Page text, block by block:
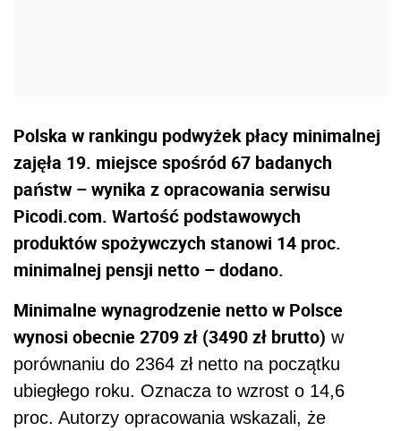
Polska w rankingu podwyżek płacy minimalnej
zajęła 19. miejsce spośród 67 badanych
państw – wynika z opracowania serwisu
Picodi.com. Wartość podstawowych
produktów spożywczych stanowi 14 proc.
minimalnej pensji netto – dodano.
Minimalne wynagrodzenie netto w Polsce
wynosi obecnie 2709 zł (3490 zł brutto) w
porównaniu do 2364 zł netto na początku
ubiegłego roku. Oznacza to wzrost o 14,6
proc. Autorzy opracowania wskazali, że